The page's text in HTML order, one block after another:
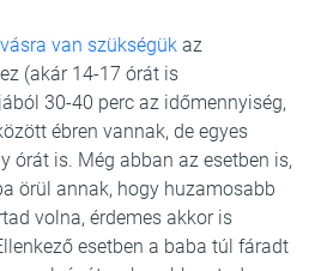
van szükségük az
(akár 14-17 órát is
30-40 perc az időmennyiség,
ébren vannak, de egyes
órát is. Még abban az esetben is,
örül annak, hogy huzamosabb
volna, érdemes akkor is
esetben a baba túl fáradt